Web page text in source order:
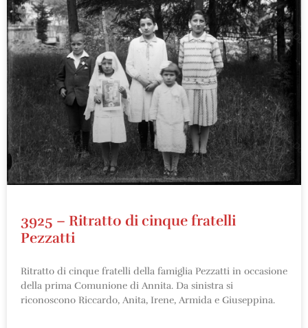
3925 – Ritratto di cinque fratelli
Pezzatti
Ritratto di cinque fratelli della famiglia Pezzatti in occasione
della prima Comunione di Annita. Da sinistra si
riconoscono Riccardo, Anita, Irene, Armida e Giuseppina.